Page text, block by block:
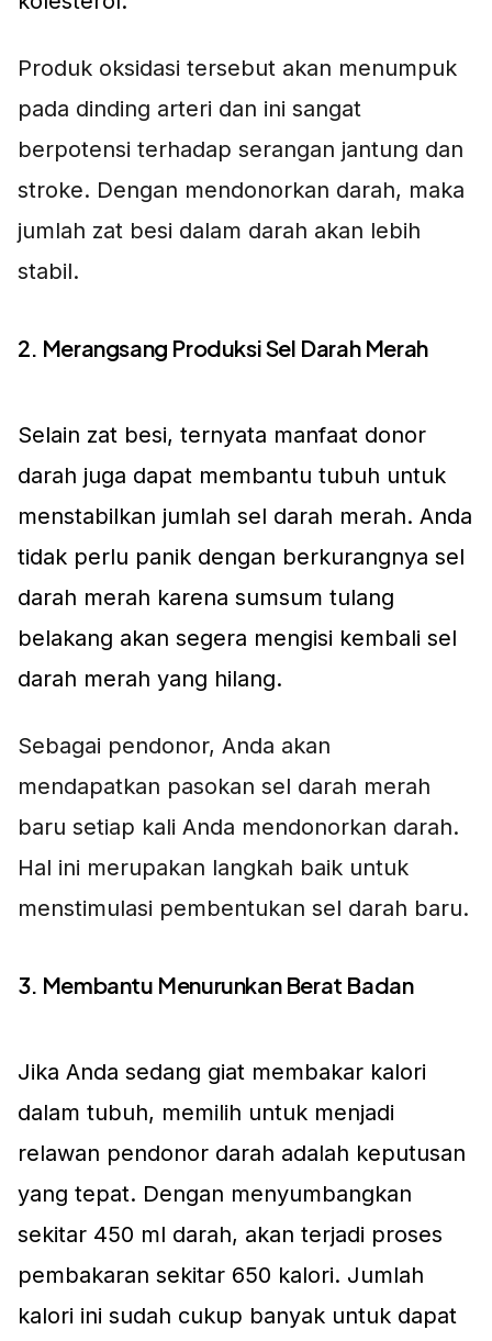
Produk oksidasi tersebut akan menumpuk
pada dinding arteri dan ini sangat
berpotensi terhadap serangan jantung dan
stroke. Dengan mendonorkan darah, maka
jumlah zat besi dalam darah akan lebih
stabil.
2. Merangsang Produksi Sel Darah Merah
Selain zat besi, ternyata manfaat donor
darah juga dapat membantu tubuh untuk
menstabilkan jumlah sel darah merah. Anda
tidak perlu panik dengan berkurangnya sel
darah merah karena sumsum tulang
belakang akan segera mengisi kembali sel
darah merah yang hilang.
Sebagai pendonor, Anda akan
mendapatkan pasokan sel darah merah
baru setiap kali Anda mendonorkan darah.
Hal ini merupakan langkah baik untuk
menstimulasi pembentukan sel darah baru.
3. Membantu Menurunkan Berat Badan
Jika Anda sedang giat membakar kalori
dalam tubuh, memilih untuk menjadi
relawan pendonor darah adalah keputusan
yang tepat. Dengan menyumbangkan
sekitar 450 ml darah, akan terjadi proses
pembakaran sekitar 650 kalori. Jumlah
kalori ini sudah cukup banyak untuk dapat